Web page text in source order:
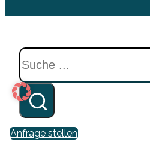
Anfrage stellen
Suchen